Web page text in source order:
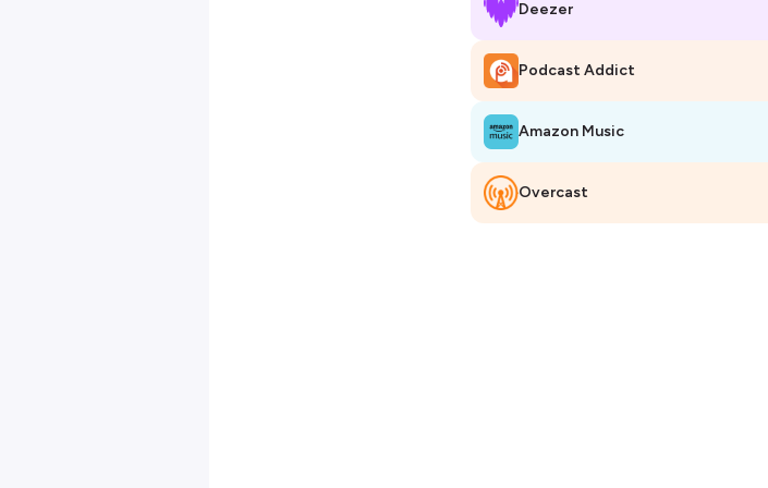
Deezer
Podcast Addict
Amazon Music
Overcast